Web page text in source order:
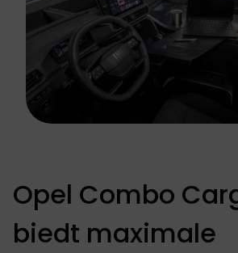
Opel Combo
biedt maximale